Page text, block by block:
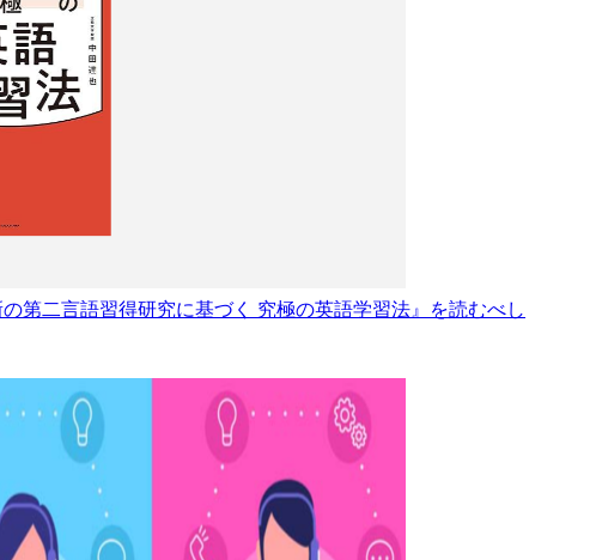
第二言語習得研究に基づく 究極の英語学習法』を読むべし